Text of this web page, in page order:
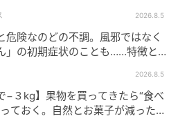
2026.8.5
危険なのどの不調。風邪ではなく
」の初期症状のことも……特徴と
2026.8.5
−３kg】果物を買ってきたら“食べ
ておく。自然とお菓子が減った新